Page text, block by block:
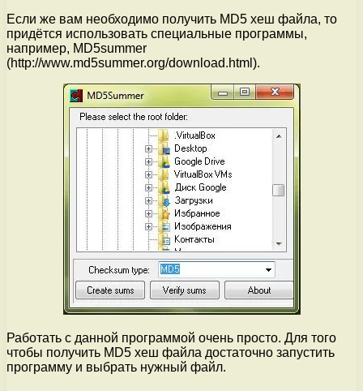
Если же вам необходимо получить MD5 хеш файла, то
придётся использовать специальные программы,
например, MD5summer
(http://www.md5summer.org/download.html).
Работать с данной программой очень просто. Для того
чтобы получить MD5 хеш файла достаточно запустить
программу и выбрать нужный файл.